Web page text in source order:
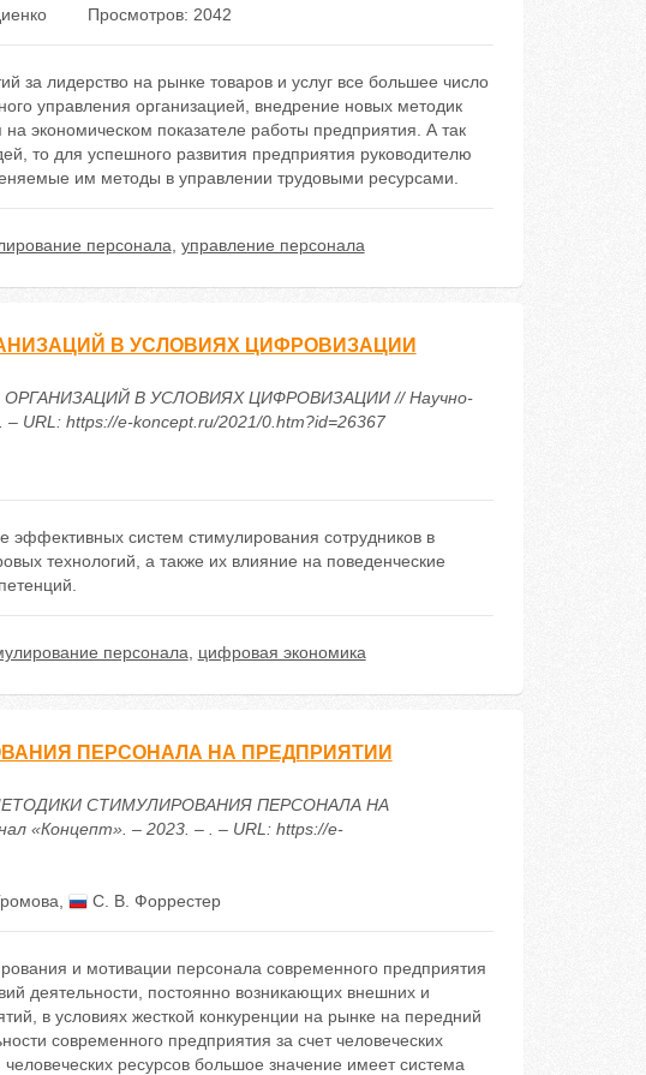
Просмотров: 2042
за лидерство на рынке товаров и услуг все большее число
управления организацией, внедрение новых методик
экономическом показателе работы предприятия. А так
то для успешного развития предприятия руководителю
им методы в управлении трудовыми ресурсами.
персонала управление персонала
В УСЛОВИЯХ ЦИФРОВИЗАЦИИ
В УСЛОВИЯХ ЦИФРОВИЗАЦИИ // Научно-
URL: https://e-koncept.ru/2021/0.htm?id=26367
систем стимулирования сотрудников в
технологий, а также их влияние на поведенческие
персонала цифровая экономика
ПЕРСОНАЛА НА ПРЕДПРИЯТИИ
СТИМУЛИРОВАНИЯ ПЕРСОНАЛА НА
«Концепт». – 2023. – . – URL: https://e-
С. В. Форрестер
и мотивации персонала современного предприятия
деятельности, постоянно возникающих внешних и
в условиях жесткой конкуренции на рынке на передний
современного предприятия за счет человеческих
ресурсов большое значение имеет система